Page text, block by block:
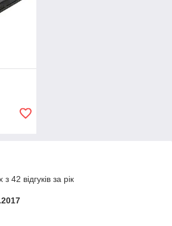
42 відгуків за рік